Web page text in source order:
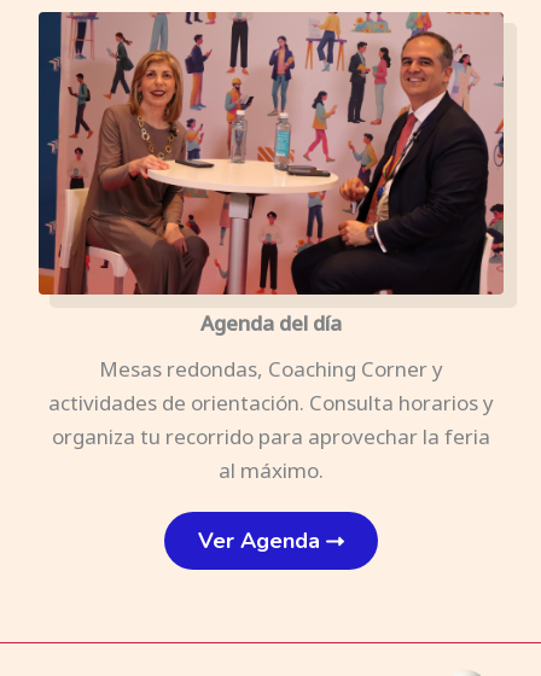
Agenda del día
Mesas redondas, Coaching Corner y
actividades de orientación. Consulta horarios y
organiza tu recorrido para aprovechar la feria
al máximo.
Ver Agenda